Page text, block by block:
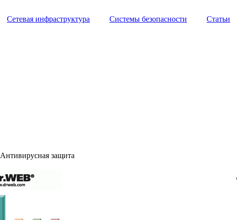
Сетевая инфраструктура Системы безопасности Статьи
Антивирусная защита